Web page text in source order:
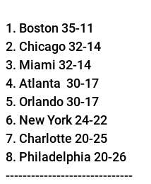
1. Boston 35-11
2. Chicago 32-14
3. Miami 32-14
4. Atlanta 30-17
5. Orlando 30-17
6. New York 24-22
7. Charlotte 20-25
8. Philadelphia 20-26
------------------------------